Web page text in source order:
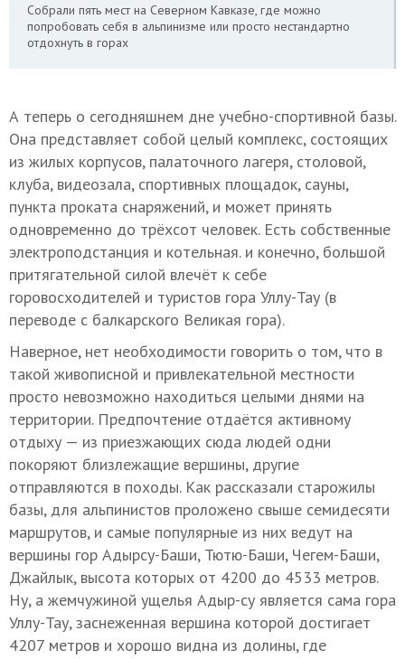
Собрали пять мест на Северном Кавказе, где можно
попробовать себя в альпинизме или просто нестандартно
отдохнуть в горах
А теперь о сегодняшнем дне учебно-спортивной базы.
Она представляет собой целый комплекс, состоящих
из жилых корпусов, палаточного лагеря, столовой,
клуба, видеозала, спортивных площадок, сауны,
пункта проката снаряжений, и может принять
одновременно до трёхсот человек. Есть собственные
электроподстанция и котельная. и конечно, большой
притягательной силой влечёт к себе
горовосходителей и туристов гора Уллу-Тау (в
переводе с балкарского Великая гора).
Наверное, нет необходимости говорить о том, что в
такой живописной и привлекательной местности
просто невозможно находиться целыми днями на
территории. Предпочтение отдаётся активному
отдыху — из приезжающих сюда людей одни
покоряют близлежащие вершины, другие
отправляются в походы. Как рассказали старожилы
базы, для альпинистов проложено свыше семидесяти
маршрутов, и самые популярные из них ведут на
вершины гор Адырсу-Баши, Тютю-Баши, Чегем-Баши,
Джайлык, высота которых от 4200 до 4533 метров.
Ну, а жемчужиной ущелья Адыр-су является сама гора
Уллу-Тау, заснеженная вершина которой достигает
4207 метров и хорошо видна из долины, где